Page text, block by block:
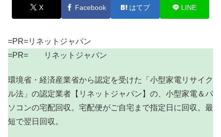
X Facebook はてブ LINE
=PR=リネットジャパン
=PR= リネットジャパン
環境省・経済産業省から認定を受けた「小型家電リサイク
ル法」の認定業者【リネットジャパン】の、小型家電＆パ
ソコンの宅配回収。宅配便がご自宅まで指定日に回収。最
短で翌日回収。